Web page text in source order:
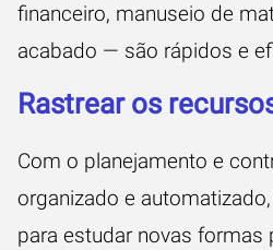
financeiro, manuseio de
acabado — são rápidos e
Rastrear os
Com o planejamento e
organizado e
para estudar novas formas